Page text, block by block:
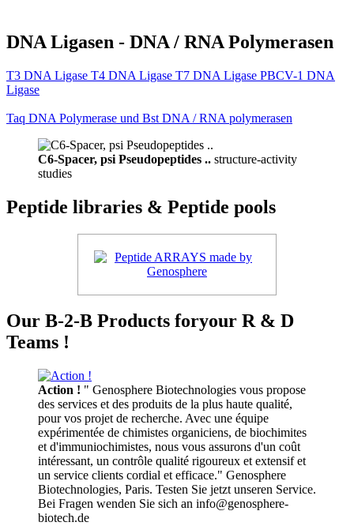
DNA Ligasen - DNA / RNA Polymerasen
T3 DNA Ligase T4 DNA Ligase T7 DNA Ligase PBCV-1 DNA
Ligase
Taq DNA Polymerase und Bst DNA / RNA polymerasen
C6-Spacer, psi Pseudopeptides .. structure-activity
studies
Peptide libraries & Peptide pools
Our B-2-B Products foryour R & D
Teams !
Action ! " Genosphere Biotechnologies vous propose
des services et des produits de la plus haute qualité,
pour vos projet de recherche. Avec une équipe
expérimentée de chimistes organiciens, de biochimites
et d'immuniochimistes, nous vous assurons d'un coût
intéressant, un contrôle qualité rigoureux et extensif et
un service clients cordial et efficace." Genosphere
Biotechnologies, Paris. Testen Sie jetzt unseren Service.
Bei Fragen wenden Sie sich an info@genosphere-
biotech.de